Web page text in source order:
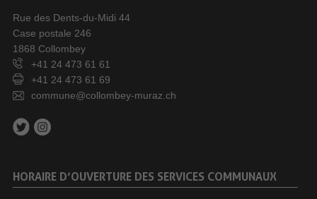
Rue des Dents-du-Midi 44
Case postale 246
1868 Collombey
+41 24 473 61 61
+41 24 473 61 69
commune@collombey-muraz.ch
HORAIRE D’OUVERTURE DES SERVICES COMMUNAUX